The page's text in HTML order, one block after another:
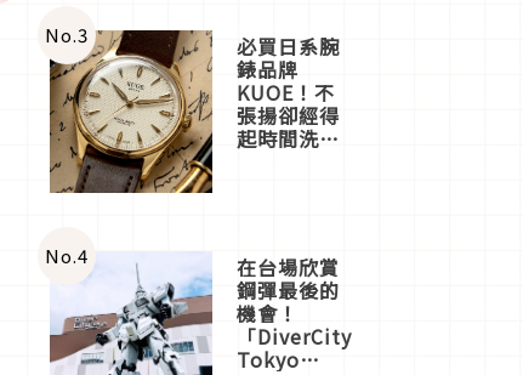
No.3 必買日系腕
錶品牌
KUOE！不
張揚卻經得
起時間洗鍊
No.4 在台場欣賞
鋼彈最後的
機會！
「DiverCity
Tokyo